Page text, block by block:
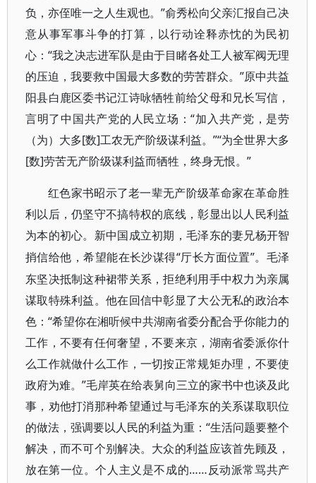
负，亦侄唯一之人生观也。”俞秀松向父亲汇报自己决
意从事军事斗争的打算，以行动诠释赤忱的为民初
心：“我之决志进军队是由于目睹各处工人被军阀无理
的压迫，我要救中国最大多数的劳苦群众。”原中共益
阳县白鹿区委书记江诗咏牺牲前给父母和兄长写信，
言明了中国共产党的人民立场：“加入共产党，是劳
（为）大多[数]工农无产阶级谋利益。”“为全世界大多
[数]劳苦无产阶级谋利益而牺牲，终身无恨。”
红色家书昭示了老一辈无产阶级革命家在革命胜
利以后，仍坚守不搞特权的底线，彰显出以人民利益
为本的初心。新中国成立初期，毛泽东的妻兄杨开智
捎信给他，希望能在长沙谋得“厅长方面位置”。毛泽
东坚决抵制这种裙带关系，拒绝利用手中权力为亲属
谋取特殊利益。他在回信中彰显了大公无私的政治本
色：“希望你在湘听候中共湖南省委分配合乎你能力的
工作，不要有任何奢望，不要来京，湖南省委派你什
么工作就做什么工作，一切按正常规矩办理，不要使
政府为难。”毛岸英在给表舅向三立的家书中也谈及此
事，劝他打消那种希望通过与毛泽东的关系谋取职位
的做法，强调要以人民的利益为重：“生活问题要整个
解决，而不可个别解决。大众的利益应该首先顾及，
放在第一位。个人主义是不成的……反动派常骂共产